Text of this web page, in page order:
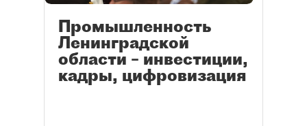
Промышленность
Ленинградской
области – инвестиции,
кадры, цифровизация